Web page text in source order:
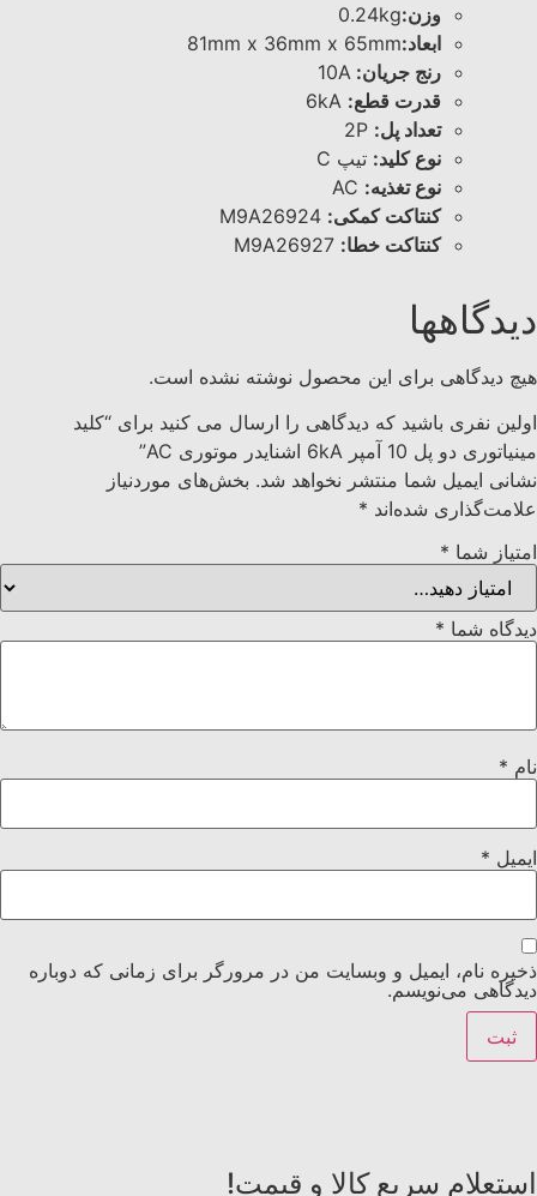
وزن:0.24kg
ابعاد:81mm x 36mm x 65mm
رنج جریان: 10A
قدرت قطع:
تعداد پل:
نوع کلید: تیپ C
نوع تغذیه:
کنتاکت کمکی:
کنتاکت خطا:
دیدگاهها
هیچ دیدگاهی برای این محصول نوشته نشده است.
اولین نفری باشید که دیدگاهی را ارسال می کنید برای “کلید
مينياتوری دو پل 10 آمپر 6kA اشنایدر موتوری AC”
نشانی ایمیل شما منتشر نخواهد شد. بخش‌های موردنیاز
علامت‌گذاری شده‌اند *
امتیاز شما *
دیدگاه شما *
نام *
ایمیل *
ذخیره نام، ایمیل و وبسایت من در مرورگر برای زمانی که دوباره
دیدگاهی می‌نویسم.
استعلام سریع کالا و قیمت!